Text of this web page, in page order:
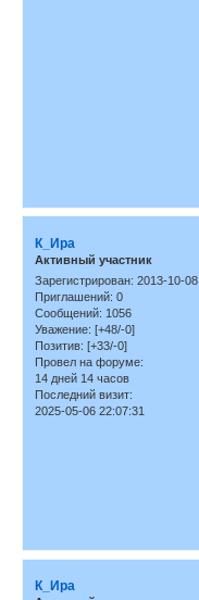
К_Ира
Активный участник
Зарегистрирован: 2013-10-08
Приглашений: 0
Сообщений: 1056
Уважение: [+48/-0]
Позитив: [+33/-0]
Провел на форуме:
14 дней 14 часов
Последний визит:
2025-05-06 22:07:31
К_Ира